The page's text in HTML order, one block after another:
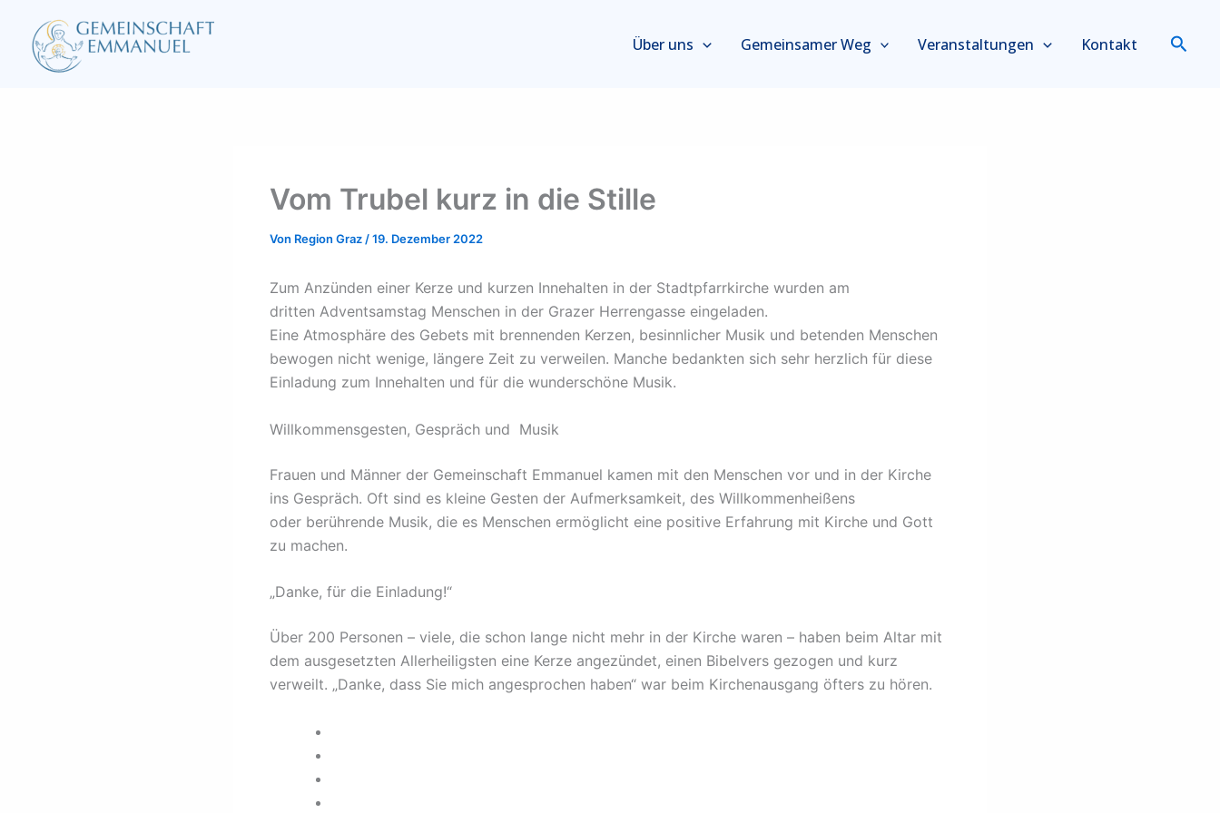
Inhalt
springen
Über uns Gemeinsamer Weg Veranstaltungen Kontakt
Vom Trubel kurz in die Stille
Von Region Graz /19. Dezember 2022
Zum Anzünden einer Kerze und kurzen Innehalten in der Stadtpfarrkirche wurden am
dritten Adventsamstag Menschen in der Grazer Herrengasse eingeladen.
Eine Atmosphäre des Gebets mit brennenden Kerzen, besinnlicher Musik und betenden Menschen
bewogen nicht wenige, längere Zeit zu verweilen. Manche bedankten sich sehr herzlich für diese
Einladung zum Innehalten und für die wunderschöne Musik.
Willkommensgesten, Gespräch und Musik
Frauen und Männer der Gemeinschaft Emmanuel kamen mit den Menschen vor und in der Kirche
ins Gespräch. Oft sind es kleine Gesten der Aufmerksamkeit, des Willkommenheißens
oder berührende Musik, die es Menschen ermöglicht eine positive Erfahrung mit Kirche und Gott
zu machen.
„Danke, für die Einladung!“
Über 200 Personen – viele, die schon lange nicht mehr in der Kirche waren – haben beim Altar mit
dem ausgesetzten Allerheiligsten eine Kerze angezündet, einen Bibelvers gezogen und kurz
verweilt. „Danke, dass Sie mich angesprochen haben“ war beim Kirchenausgang öfters zu hören.